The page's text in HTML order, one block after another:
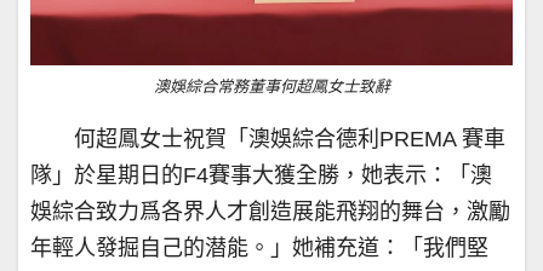
澳娛綜合常務董事何超鳳女士致辭
何超鳳女士祝賀「澳娛綜合德利PREMA 賽車
隊」於星期日的F4賽事大獲全勝，她表示：「澳
娛綜合致力爲各界人才創造展能飛翔的舞台，激勵
年輕人發掘自己的潜能。」她補充道：「我們堅